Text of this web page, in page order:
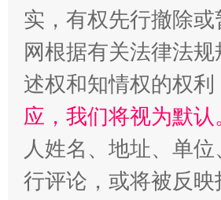
招工难、用工荒背后
实，有权先行撤除
网根据有关法律法
述权和知情权的权利
应，我们将视为默
人姓名、地址、单
行评论，或将被反